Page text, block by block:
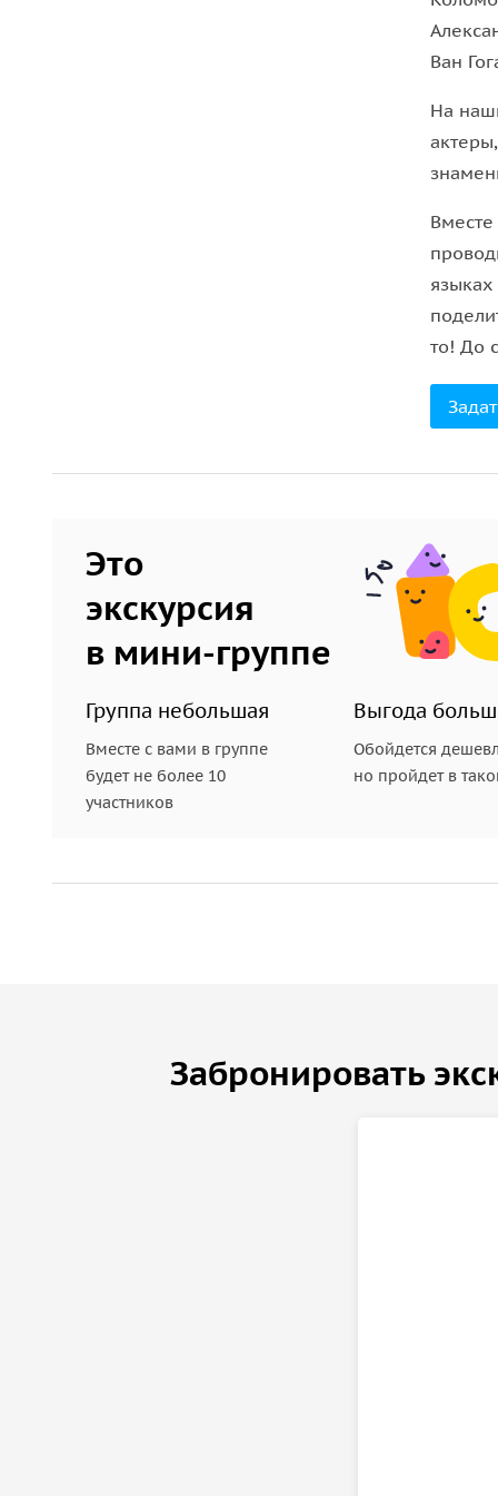
Ван
На
то! До
Это
экскурсия
в мини-группе
Группа небольшая
Вместе с вами в группе
будет не более 10
участников
Выгода
Обойдется
но пройдет в
Забронировать